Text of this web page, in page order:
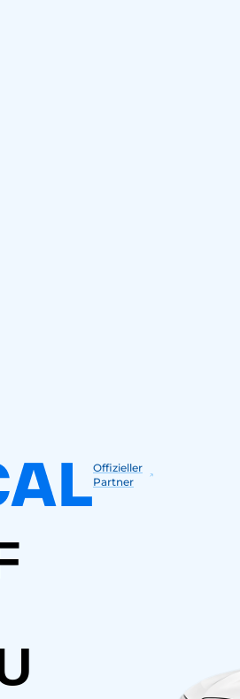
Offizieller
Partner